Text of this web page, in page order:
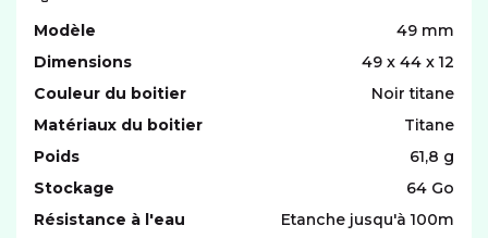
Modèle
49 mm
Dimensions
49 x 44 x 12
Couleur du boitier
Noir titane
Matériaux du boitier
Titane
Poids
61,8 g
Stockage
64 Go
Résistance à l'eau
Etanche jusqu'à 100m